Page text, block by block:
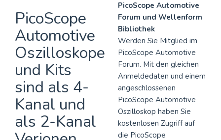
PicoScope
Automotive
Oszilloskope
und Kits
sind als 4-
Kanal und
als 2-Kanal
PicoScope Automotive
Forum und Wellenform
Bibliothek
Werden Sie Mitglied im
PicoScope Automotive
Forum. Mit den gleichen
Anmeldedaten und einem
angeschlossenen
PicoScope Automotive
Oszilloskop haben Sie
kostenlosen Zugriff auf
die PicoScope